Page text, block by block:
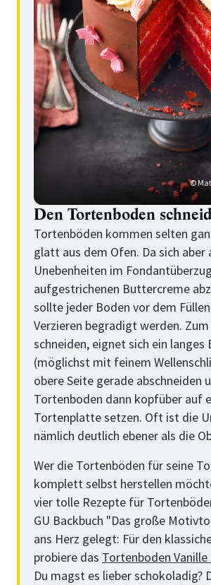
©
Den Tortenboden
Tortenböden kommen selten
glatt aus dem Ofen. Da sich aber
Unebenheiten im
aufgestrichenen Buttercreme
sollte jeder Boden vor dem
Verzieren begradigt werden.
schneiden, eignet sich ein langes
(möglichst mit feinem
obere Seite gerade abschneiden
Tortenboden dann kopfüber auf
Tortenplatte setzen. Oft ist die
nämlich deutlich ebener als die
Wer die Tortenböden für seine
komplett selbst herstellen
vier tolle Rezepte für
GU Backbuch "Das große
ans Herz gelegt: Für den
probiere das Tortenboden Vanille
Du magst es lieber schokoladig?